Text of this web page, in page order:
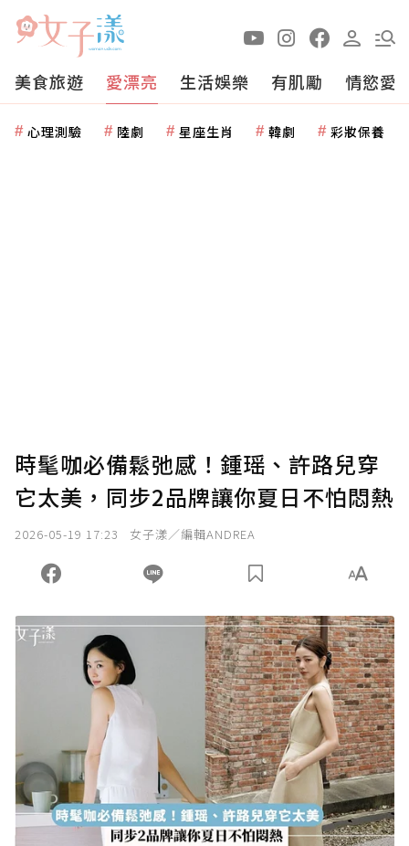
美食旅遊 愛漂亮 生活娛樂 有肌勵 情慾愛
心理測驗 陸劇 星座生肖 韓劇 彩妝保養
時髦咖必備鬆弛感！鍾瑶、許路兒穿
它太美，同步2品牌讓你夏日不怕悶熱
2026-05-19 17:23 女子漾／編輯ANDREA